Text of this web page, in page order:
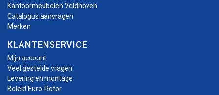
Kantoormeubelen Veldhoven
Catalogus aanvragen
Merken
KLANTENSERVICE
Mijn account
Veel gestelde vragen
Levering en montage
Beleid Euro-Rotor